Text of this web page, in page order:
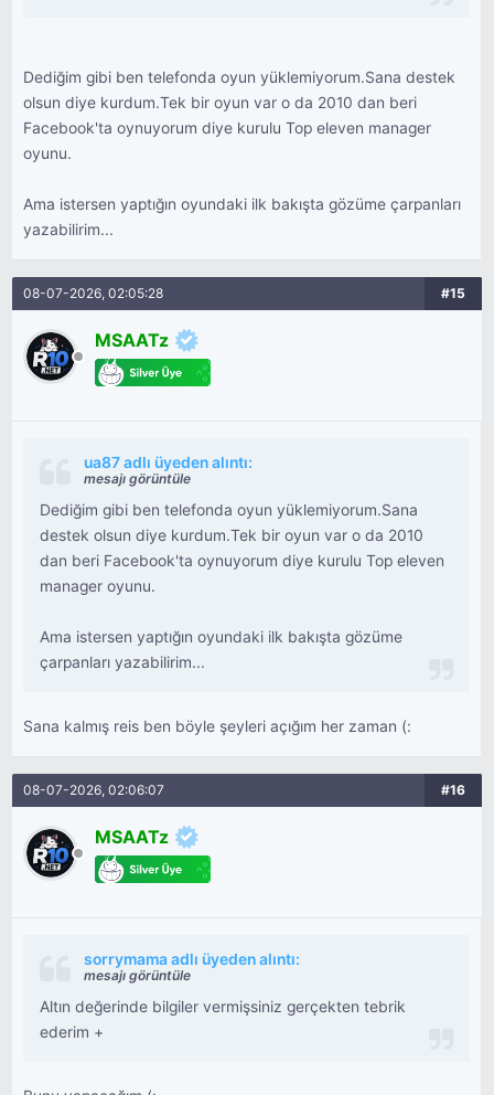
Dediğim gibi ben telefonda oyun yüklemiyorum.Sana destek
olsun diye kurdum.Tek bir oyun var o da 2010 dan beri
Facebook'ta oynuyorum diye kurulu Top eleven manager
oyunu.
Ama istersen yaptığın oyundaki ilk bakışta gözüme çarpanları
yazabilirim...
08-07-2026, 02:05:28 #15
MSAATz
ua87 adlı üyeden alıntı:
mesajı görüntüle
Dediğim gibi ben telefonda oyun yüklemiyorum.Sana
destek olsun diye kurdum.Tek bir oyun var o da 2010
dan beri Facebook'ta oynuyorum diye kurulu Top eleven
manager oyunu.
Ama istersen yaptığın oyundaki ilk bakışta gözüme
çarpanları yazabilirim...
Sana kalmış reis ben böyle şeyleri açığım her zaman (:
08-07-2026, 02:06:07 #16
MSAATz
sorrymama adlı üyeden alıntı:
mesajı görüntüle
Altın değerinde bilgiler vermişsiniz gerçekten tebrik
ederim +